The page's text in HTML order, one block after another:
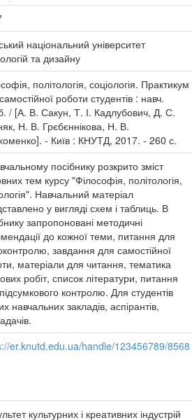
національний університет
та дизайну
політологія, соціологія. Практикум
роботи студентів : навч.
/ [А. В. Сакун, Т. І. Кадлубович, Д. С.
Н. В. Грєбєннікова, Н. В.
- Київ : КНУТД, 2017. - 260 с.
посібнику розкрито зміст
тем курсу "Філософія, політологія,
Навчальний матеріал
у вигляді схем і таблиць. В
запропоновані методичні
до кожної теми, питання для
завдання для самостійної
матеріали для читання, тематика
робіт, список літератури, питання
контролю. Для студентів
навчальних закладів, аспірантів,
er.knutd.edu.ua/handle/123456789/8568
культурних і креативних індустрій